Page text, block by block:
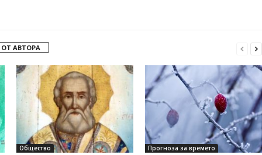
АВТОРА
Общество Прогноза за времето